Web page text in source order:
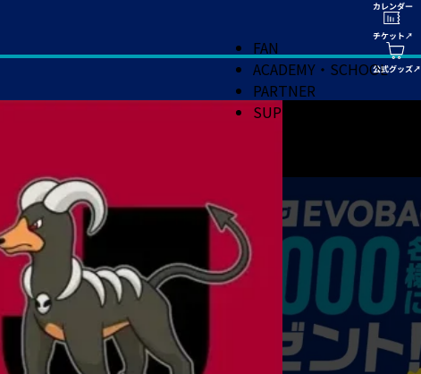
FAN
ACADEMY・SCHOOL
PARTNER
SUPPORT